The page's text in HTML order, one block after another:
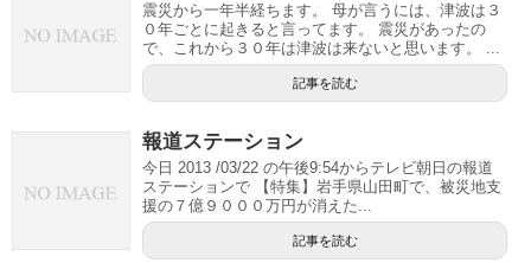
震災から一年半経ちます。 母が言うには、津波は３
０年ごとに起きると言ってます。 震災があったの
で、これから３０年は津波は来ないと思います。 ...
記事を読む
報道ステーション
今日 2013 /03/22 の午後9:54からテレビ朝日の報道
ステーションで 【特集】岩手県山田町で、被災地支
援の７億９０００万円が消えた...
記事を読む